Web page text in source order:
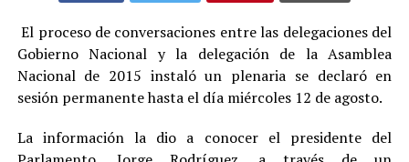
El proceso de conversaciones entre las delegaciones del
Gobierno Nacional y la delegación de la Asamblea
Nacional de 2015 instaló un plenaria se declaró en
sesión permanente hasta el día miércoles 12 de agosto.
La información la dio a conocer el presidente del